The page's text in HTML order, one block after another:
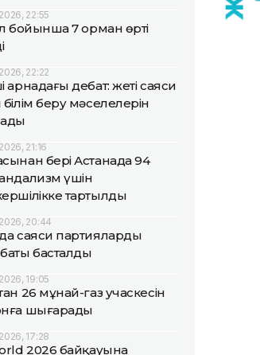
22:55
бойынша 7 орман өрті
22:22
арнадағы дебат: жеті саяси
беру мәселелерін
21:16
бері Астанада 94
үшін
тартылды
20:44
саяси партиялардың
басталды
19:05
26 мұнай-газ учаскесін
шығарады
17:28
2026 байқауына